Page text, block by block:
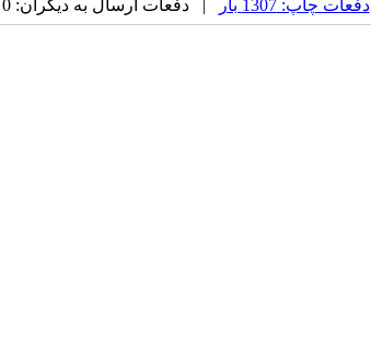
دفعات چاپ: 1307 بار | دفعات ارسال به دیگران: 0 بار |